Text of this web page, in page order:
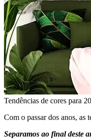
Tendências de cores para
Com o passar dos anos, as
Separamos ao final deste